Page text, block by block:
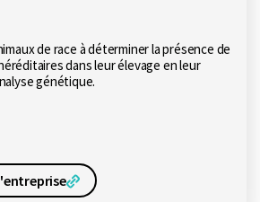
de race à déterminer la présence de
dans leur élevage en leur
génétique.